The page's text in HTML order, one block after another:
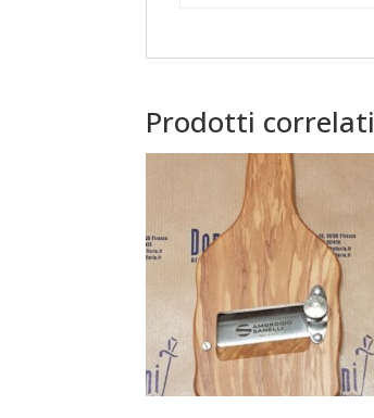
Prodotti correlati